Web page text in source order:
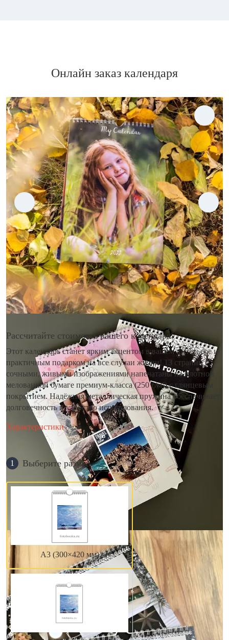
Онлайн заказ календаря
Рассчитайте стоимость вашего календаря
Этот календарь станет ярким акцентом в вашем интерьере и
практичным подарком на все случаи жизни! 13 страниц с
сочными, живыми изображениями напечатаны на плотной
мелованной бумаге премиум-класса (250 г/м²) с глянцевым
покрытием. Надёжная металлическая пружина обеспечивает
долговечность и удобство использования.
Характеристики
1 Выберите размер
А3 (300×420 мм)